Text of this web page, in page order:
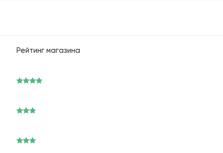
Рейтинг магазина